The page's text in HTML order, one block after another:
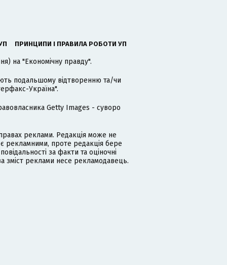
ПРИНЦИПИ І ПРАВИЛА РОБОТИ УП
на "Економічну правду".
подальшому відтворенню та/чи
Україна".
Getty Images - суворо
реклами. Редакція може не
рекламними, проте редакція бере
за факти та оціночні
зміст реклами несе рекламодавець.